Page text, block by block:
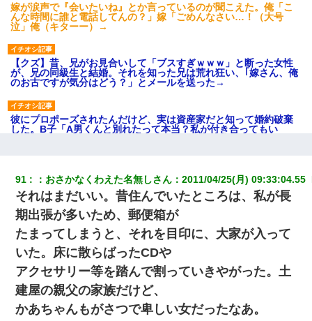
嫁が涙声で『会いたいね』とか言っているのが聞こえた。俺「こ
んな時間に誰と電話してんの？」嫁「ごめんなさい…！（大号
泣」俺（キターー）→
【クズ】昔、兄がお見合いして「ブスすぎｗｗｗ」と断った女性
が、兄の同級生と結婚。それを知った兄は荒れ狂い、｢嫁さん、俺
のお古ですが気分はどう？」とメールを送った→
彼にプロポーズされたんだけど、実は資産家だと知って婚約破棄
した。B子「A男くんと別れたって本当？私が付き合ってもい
嫁の妹（26歳）がずっとウチに泊まりに来た結果→俺がヤバイｗ
ｗｗｗｗｗｗｗ
高1のとき男に襲われ、不妊の叔母に頼まれて出産。→叔母夫婦が
養子縁組してアメリカに子供を連れ帰った。→9・11で叔母夫婦が
亡くなってしまい…
彼女にプロポーズしてOK貰った俺、告げられた結婚条件にブチ切
れて無事婚約破棄・・・
91 ： おさかなくわえた名無しさん ：2011/04/25(月) 09:33:04.55
それはまだいい。昔住んでいたところは、私が長
期出張が多いため、郵便箱が
たまってしまうと、それを目印に、大家が入って
いた。床に散らばったCDや
アクセサリー等を踏んで割っていきやがった。土
建屋の親父の家族だけど、
かあちゃんもがさつで卑しい女だったなあ。